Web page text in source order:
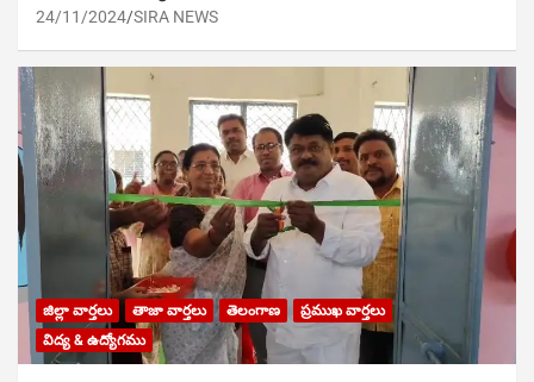
24/11/2024 SIRA NEWS
జిల్లా వార్తలు తాజా వార్తలు తెలంగాణ
ప్రముఖ వార్తలు
విద్య & ఉద్యోగము